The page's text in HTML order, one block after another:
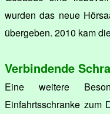
wurden das neue
übergeben. 2010 kam
Verbindende
Eine weitere
Einfahrtsschranke zum